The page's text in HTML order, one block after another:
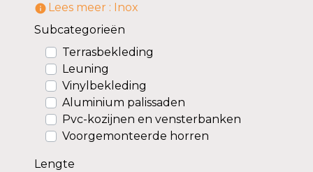
information_outline
Lees meer : Inox
Subcategorieën
Terrasbekleding
Leuning
Vinylbekleding
Aluminium palissaden
Pvc-kozijnen en vensterbanken
Voorgemonteerde horren
Lengte